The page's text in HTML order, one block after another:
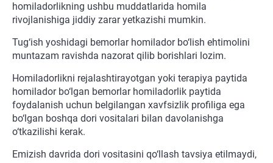
homiladorlikning ushbu muddatlarida homila
rivojlanishiga jiddiy zarar yetkazishi mumkin.
Tug‘ish yoshidagi bemorlar homilador bo‘lish ehtimolini
muntazam ravishda nazorat qilib borishlari lozim.
Homiladorlikni rejalashtirayotgan yoki terapiya paytida
homilador bo‘lgan bemorlar homiladorlik paytida
foydalanish uchun belgilangan xavfsizlik profiliga ega
bo‘lgan boshqa dori vositalari bilan davolanishga
o‘tkazilishi kerak.
Emizish davrida dori vositasini qo‘llash tavsiya etilmaydi,